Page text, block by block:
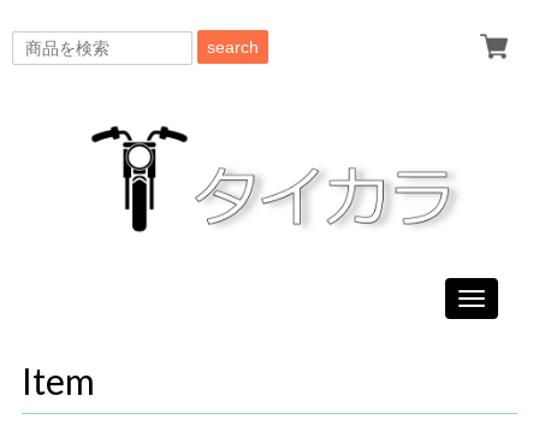
search
Toggle
Item